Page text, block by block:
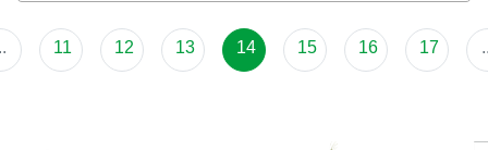
11 12 13 14 15 16 17